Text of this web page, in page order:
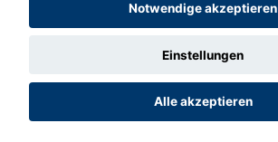
Notwendige akzeptieren
Einstellungen
Alle akzeptieren